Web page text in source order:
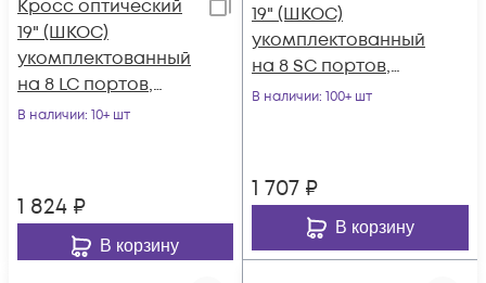
Кросс оптический
19" (ШКОС)
укомплектованный
на 8 LC портов,
черный (комплект с
В наличии: 10+ шт
1 824 ₽
В корзину
19" (ШКОС)
укомплектованный
на 8 SC портов,
черный (комплект с
В наличии: 100+ шт
1 707 ₽
В корзину